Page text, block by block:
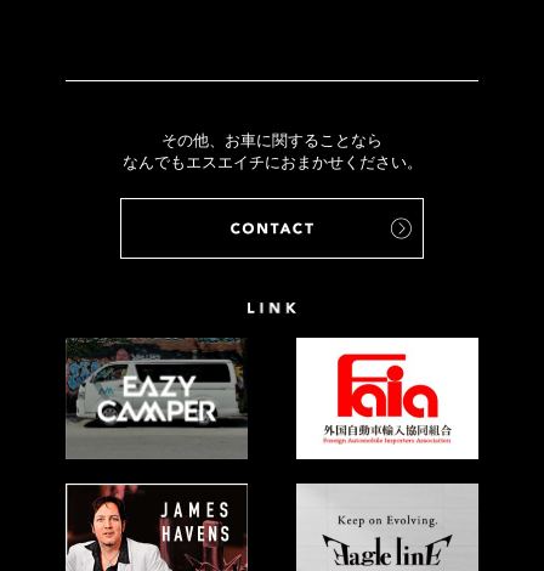
その他、お車に関することなら
なんでもエスエイチにおまかせください。